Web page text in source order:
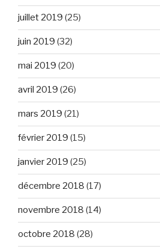
juillet 2019 (25)
juin 2019 (32)
mai 2019 (20)
avril 2019 (26)
mars 2019 (21)
février 2019 (15)
janvier 2019 (25)
décembre 2018 (17)
novembre 2018 (14)
octobre 2018 (28)